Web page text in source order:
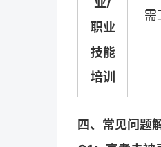
职业
技能
培训
需
四、常见问题